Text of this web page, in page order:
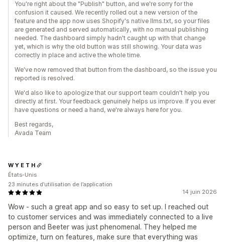
You're right about the "Publish" button, and we're sorry for the
confusion it caused. We recently rolled out a new version of the
feature and the app now uses Shopify's native llms.txt, so your files
are generated and served automatically, with no manual publishing
needed. The dashboard simply hadn't caught up with that change
yet, which is why the old button was still showing. Your data was
correctly in place and active the whole time.
We've now removed that button from the dashboard, so the issue you
reported is resolved.
We'd also like to apologize that our support team couldn't help you
directly at first. Your feedback genuinely helps us improve. If you ever
have questions or need a hand, we're always here for you.
Best regards,
Avada Team
14 juin 2026
Wow - such a great app and so easy to set up. I reached out
to customer services and was immediately connected to a live
person and Beeter was just phenomenal. They helped me
optimize, turn on features, make sure that everything was
W Y E T H
États-Unis
23 minutes d’utilisation de l’application